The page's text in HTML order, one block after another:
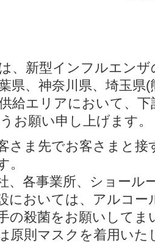
、新型インフルエンザ
県、神奈川県、埼玉県
給エリアにおいて、
お願い申し上げます。
さま先でお客さまと接
。
、各事業所、ショール
においては、アルコー
の殺菌をお願いして
原則マスクを着用いた